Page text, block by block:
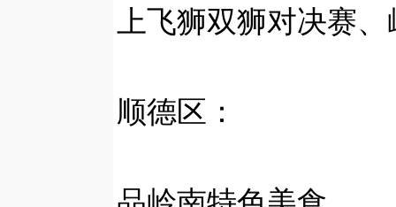
上飞狮双狮对决赛
顺德区：